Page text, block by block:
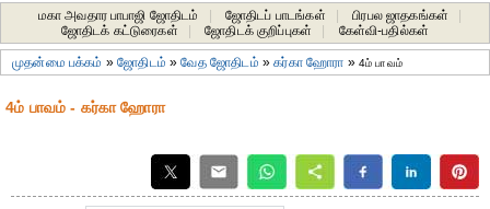
மகா அவதார பாபாஜி ஜோதிடம் ஜோதிடப் பாடங்கள் பிரபல ஜாதகங்கள்
ஜோதிடக் கட்டுரைகள்
ஜோதிடக் குறிப்புகள் கேள்வி-பதில்கள்
முதன்மை பக்கம் »ஜோதிடம் »வேத ஜோதிடம் »கர்கா ஹோரா » 4ம் பாவம்
4ம் பாவம் - கர்கா ஹோரா